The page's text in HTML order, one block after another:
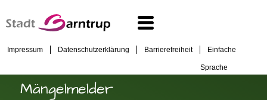
Impressum Datenschutzerklärung Barrierefreiheit Einfache
Sprache
Mängelmelder